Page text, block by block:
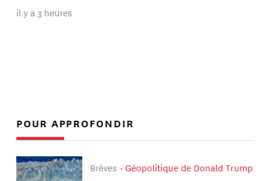
il y a 3 heures
POUR APPROFONDIR
Brèves Géopolitique de Donald Trump